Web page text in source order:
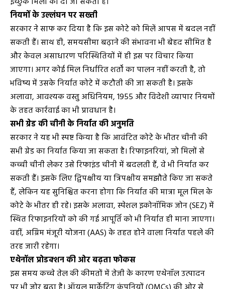
नियमों के उल्लंघन पर सख्ती
सरकार ने साफ कर दिया है कि इस कोटे को मिलें आपस में बदल नहीं
सकती हैं। साथ ही, समयसीमा बढ़ाने की संभावना भी बेहद सीमित है
और केवल असाधारण परिस्थितियों में ही इस पर विचार किया
जाएगा। अगर कोई मिल निर्धारित शर्तों का पालन नहीं करती है, तो
भविष्य में उसके निर्यात कोटे में कटौती की जा सकती है। इसके
अलावा, आवश्यक वस्तु अधिनियम, 1955 और विदेशी व्यापार नियमों
के तहत कार्रवाई का भी प्रावधान है।
सभी ग्रेड की चीनी के निर्यात की अनुमति
सरकार ने यह भी स्पष्ट किया है कि आवंटित कोटे के भीतर चीनी की
सभी ग्रेड का निर्यात किया जा सकता है। रिफाइनरियां, जो मिलों से
कच्ची चीनी लेकर उसे रिफाइंड चीनी में बदलती हैं, वे भी निर्यात कर
सकती हैं। इसके लिए द्विपक्षीय या त्रिपक्षीय समझौते किए जा सकते
हैं, लेकिन यह सुनिश्चित करना होगा कि निर्यात की मात्रा मूल मिल के
कोटे के भीतर ही रहे। इसके अलावा, स्पेशल इकोनॉमिक जोन (SEZ) में
स्थित रिफाइनरियों को की गई आपूर्ति को भी निर्यात ही माना जाएगा।
वहीं, अग्रिम मंजूरी योजना (AAS) के तहत होने वाला निर्यात पहले की
तरह जारी रहेगा।
एथेनॉल प्रोडक्शन की ओर बढ़ता फोकस
इस समय कच्चे तेल की कीमतों में तेजी के कारण एथेनॉल उत्पादन